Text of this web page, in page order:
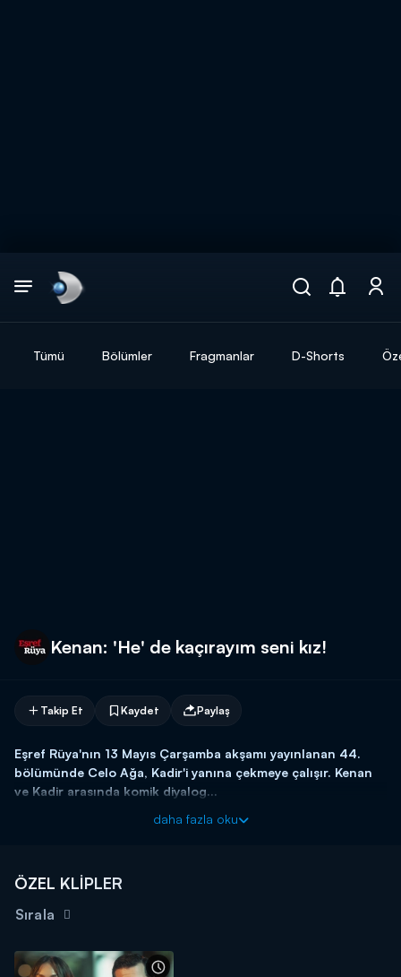
Tümü Bölümler Fragmanlar D-Shorts
Kenan: 'He' de kaçırayım seni kız!
Takip Et Kaydet Paylaş
Eşref Rüya'nın 13 Mayıs Çarşamba akşamı yayınlanan 44.
bölümünde Celo Ağa, Kadir'i yanına çekmeye çalışır. Kenan
ve Kadir arasında komik diyalog...
Eşref Rüya çarşamba 20.00'de Kanal D'de!
daha fazla oku
ÖZEL KLİPLER
Sırala